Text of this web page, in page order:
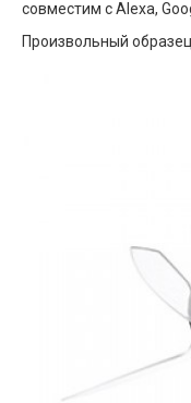
совместим с Alexa,
Произвольный